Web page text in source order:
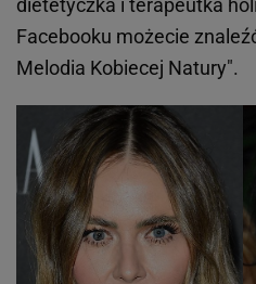
dietetyczka i terapeutka
Facebooku możecie
Melodia Kobiecej Natury".